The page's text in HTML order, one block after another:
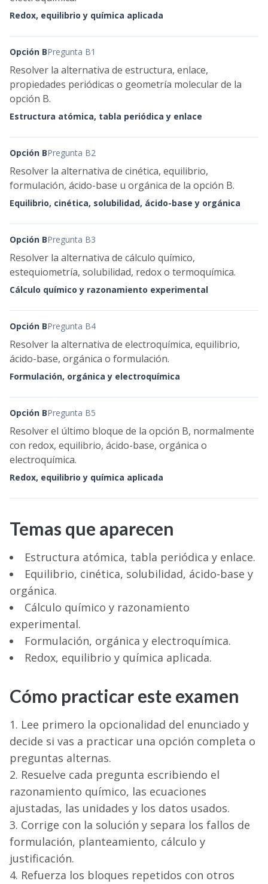
Redox, equilibrio y química aplicada
Opción BPregunta B1
Resolver la alternativa de estructura, enlace,
propiedades periódicas o geometría molecular de la
opción B.
Estructura atómica, tabla periódica y enlace
Opción BPregunta B2
Resolver la alternativa de cinética, equilibrio,
formulación, ácido-base u orgánica de la opción B.
Equilibrio, cinética, solubilidad, ácido-base y orgánica
Opción BPregunta B3
Resolver la alternativa de cálculo químico,
estequiometría, solubilidad, redox o termoquímica.
Cálculo químico y razonamiento experimental
Opción BPregunta B4
Resolver la alternativa de electroquímica, equilibrio,
ácido-base, orgánica o formulación.
Formulación, orgánica y electroquímica
Opción BPregunta B5
Resolver el último bloque de la opción B, normalmente
con redox, equilibrio, ácido-base, orgánica o
electroquímica.
Redox, equilibrio y química aplicada
Temas que aparecen
Estructura atómica, tabla periódica y enlace.
Equilibrio, cinética, solubilidad, ácido-base y
orgánica.
Cálculo químico y razonamiento
experimental.
Formulación, orgánica y electroquímica.
Redox, equilibrio y química aplicada.
Cómo practicar este examen
Lee primero la opcionalidad del enunciado y
decide si vas a practicar una opción completa o
preguntas alternas.
Resuelve cada pregunta escribiendo el
razonamiento químico, las ecuaciones
ajustadas, las unidades y los datos usados.
Corrige con la solución y separa los fallos de
formulación, planteamiento, cálculo y
justificación.
Refuerza los bloques repetidos con otros